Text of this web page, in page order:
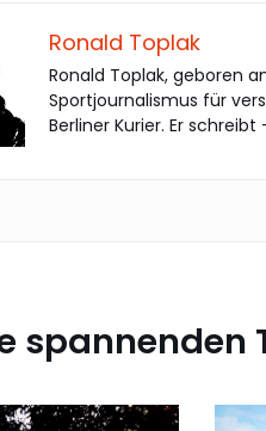
Ronald Toplak
Ronald Toplak, geboren
Sportjournalismus für
Berliner Kurier. Er
spannenden